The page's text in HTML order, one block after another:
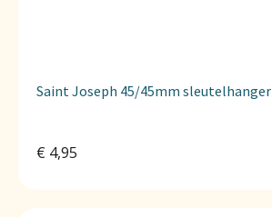
Saint Joseph 45/45mm sleutelhanger
€ 4,95